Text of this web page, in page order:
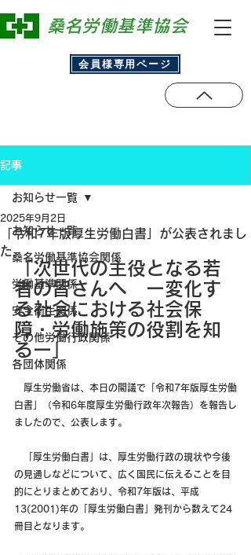
​桑名労働基準協会
会員様専用ページ
記事
お知らせ一覧
桑名労働基準協会関係
労働基準関係
安全衛生関係
その他労働行政関係
各団体関係
お知らせ一覧
「令和7年版厚生労働白書」が公表されまし
た
2025年9月2日
「次世代の主役となる若
者の皆さんへ　ー変化す
る社会における社会保
障・労働施策の役割を知
るー」
厚生労働省は、本日の閣議で「令和7年版厚生労働
白書」（令和6年度厚生労働行政年次報告）を報告し
ましたので、公表します。
「厚生労働白書」は、厚生労働行政の現状や今後
の見通しなどについて、広く国民に伝えることを目
的にとりまとめており、令和7年版は、平成
13(2001)年の「厚生労働白書」発刊から数えて24
冊目となります。